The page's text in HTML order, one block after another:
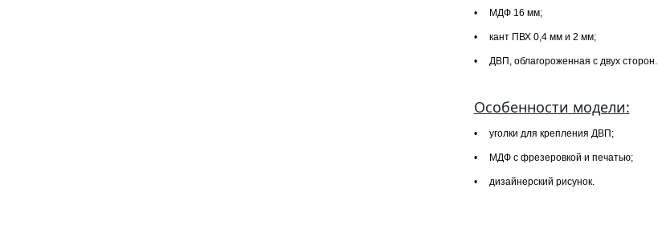
• МДФ 16 мм;
• кант ПВХ 0,4 мм и 2 мм;
• ДВП, облагороженная с двух сторон.
Особенности модели:
• уголки для крепления ДВП;
• МДФ с фрезеровкой и печатью;
• дизайнерский рисунок.